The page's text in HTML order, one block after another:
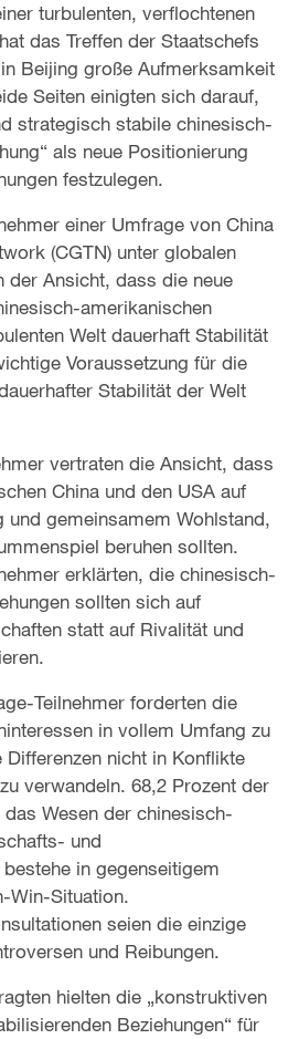
turbulenten, verflochtenen
das Treffen der Staatschefs
Beijing große Aufmerksamkeit
Seiten einigten sich darauf,
strategisch stabile chinesisch-
als neue Positionierung
festzulegen.
einer Umfrage von China
(CGTN) unter globalen
der Ansicht, dass die neue
amerikanischen
Welt dauerhaft Stabilität
Voraussetzung für die
Stabilität der Welt
vertraten die Ansicht, dass
China und den USA auf
und gemeinsamem Wohlstand,
beruhen sollten.
erklärten, die chinesisch-
sollten sich auf
statt auf Rivalität und
Teilnehmer forderten die
in vollem Umfang zu
nicht in Konflikte
verwandeln. 68,2 Prozent der
Wesen der chinesisch-
und
in gegenseitigem
Win-Situation.
seien die einzige
und Reibungen.
hielten die „konstruktiven
Beziehungen“ für